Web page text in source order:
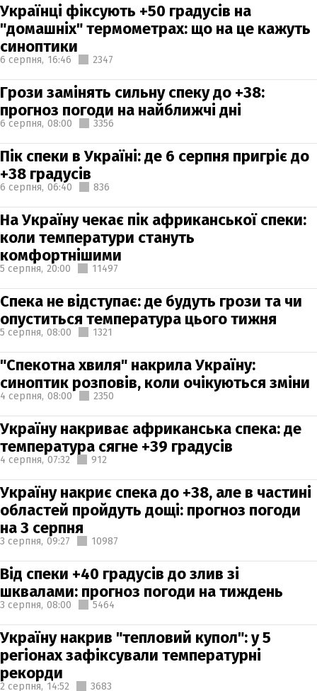
Українці фіксують +50 градусів на
"домашніх" термометрах: що на це кажуть
синоптики
6 серпня, 16:46 2347
Грози замінять сильну спеку до +38:
прогноз погоди на найближчі дні
6 серпня, 08:00 3356
Пік спеки в Україні: де 6 серпня пригріє до
+38 градусів
6 серпня, 06:40 836
На Україну чекає пік африканської спеки:
коли температури стануть
комфортнішими
5 серпня, 20:00 11497
Спека не відступає: де будуть грози та чи
опуститься температура цього тижня
5 серпня, 08:00 1321
"Спекотна хвиля" накрила Україну:
синоптик розповів, коли очікуються зміни
4 серпня, 08:00 2350
Україну накриває африканська спека: де
температура сягне +39 градусів
4 серпня, 07:32 912
Україну накриє спека до +38, але в частині
областей пройдуть дощі: прогноз погоди
на 3 серпня
3 серпня, 09:27 10987
Від спеки +40 градусів до злив зі
шквалами: прогноз погоди на тиждень
3 серпня, 08:00 5464
Україну накрив "тепловий купол": у 5
регіонах зафіксували температурні
рекорди
2 серпня, 14:52 3683